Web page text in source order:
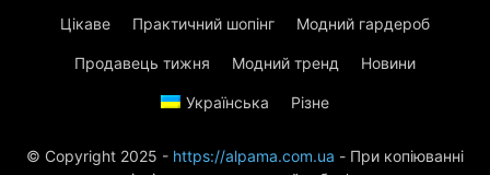
Цікаве Практичний шопінг Модний гардероб
Продавець тижня Модний тренд Новини
Українська Різне
© Copyright 2025 - https://alpama.com.ua - При копіюванні